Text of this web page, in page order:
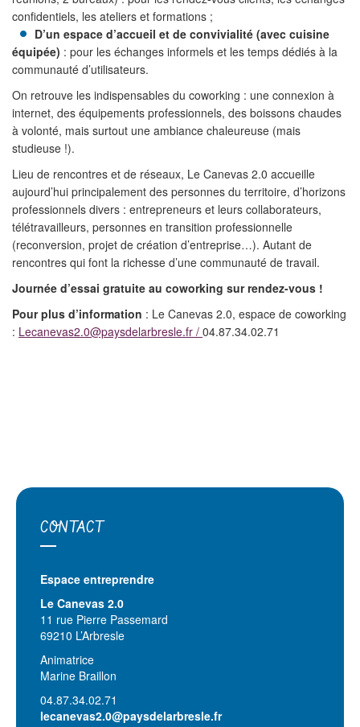
confidentiels, les ateliers et formations ;
D’un espace d’accueil et de convivialité (avec cuisine
équipée) : pour les échanges informels et les temps dédiés à la
communauté d’utilisateurs.
On retrouve les indispensables du coworking : une connexion à
internet, des équipements professionnels, des boissons chaudes
à volonté, mais surtout une ambiance chaleureuse (mais
studieuse !).
Lieu de rencontres et de réseaux, Le Canevas 2.0 accueille
aujourd’hui principalement des personnes du territoire, d’horizons
professionnels divers : entrepreneurs et leurs collaborateurs,
télétravailleurs, personnes en transition professionnelle
(reconversion, projet de création d’entreprise…). Autant de
rencontres qui font la richesse d’une communauté de travail.
Journée d’essai gratuite au coworking sur rendez-vous !
Pour plus d’information : Le Canevas 2.0, espace de coworking
: Lecanevas2.0@paysdelarbresle.fr / 04.87.34.02.71
CONTACT
Espace entreprendre
Le Canevas 2.0
11 rue Pierre Passemard
69210 L’Arbresle
Animatrice
Marine Braillon
04.87.34.02.71
lecanevas2.0@paysdelarbresle.fr